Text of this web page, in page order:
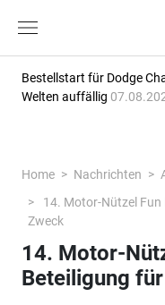
Bestellstart für Dodge
Welten auffällig
Home Nachrichten
14. Motor-Nützel
Zweck
14. Motor-
Beteiligung